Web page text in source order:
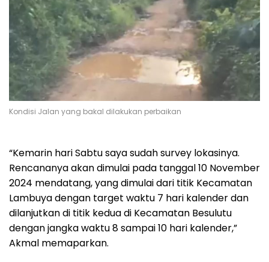
Kondisi Jalan yang bakal dilakukan perbaikan
“Kemarin hari Sabtu saya sudah survey lokasinya.
Rencananya akan dimulai pada tanggal 10 November
2024 mendatang, yang dimulai dari titik Kecamatan
Lambuya dengan target waktu 7 hari kalender dan
dilanjutkan di titik kedua di Kecamatan Besulutu
dengan jangka waktu 8 sampai 10 hari kalender,”
Akmal memaparkan.